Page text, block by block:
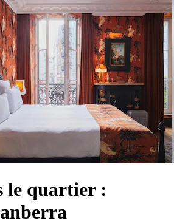
le quartier :